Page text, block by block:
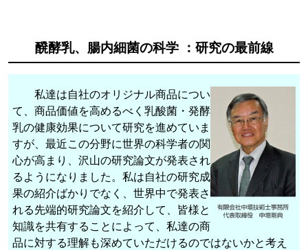
醗酵乳、腸内細菌の科学 ：研究の最前線
私達は自社のオリジナル商品につい
て、商品価値を高めるべく乳酸菌・発酵
乳の健康効果について研究を進めていま
すが、最近この分野に世界の科学者の関
心が高まり、沢山の研究論文が発表され
るようになりました。私は自社の研究成
果の紹介ばかりでなく、世界中で発表さ
れる先端的研究論文を紹介して、皆様と
知識を共有することによって、私達の商
品に対する理解も深めていただけるのではないかと考え